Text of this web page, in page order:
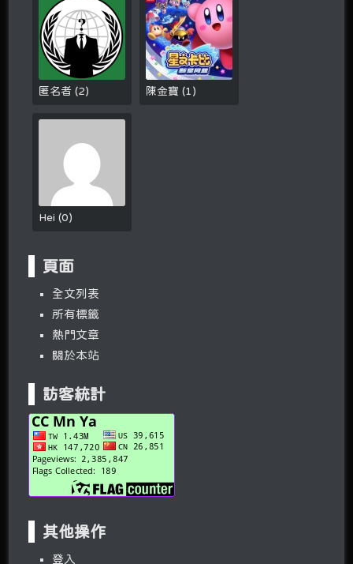
匿名者(2) 陳金寶(1 )
Hei(0)
頁面
全文列表
所有標籤
熱門文章
關於本站
訪客統計
其他操作
登入